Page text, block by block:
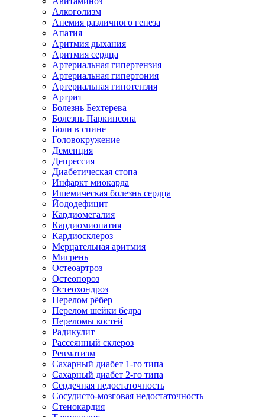
Алкоголизм
Анемия различного генеза
Апатия
Аритмия дыхания
Аритмия сердца
Артериальная гипертензия
Артериальная гипертония
Артериальная гипотензия
Артрит
Болезнь Бехтерева
Болезнь Паркинсона
Боли в спине
Головокружение
Деменция
Депрессия
Диабетическая стопа
Инфаркт миокарда
Ишемическая болезнь сердца
Йододефицит
Кардиомегалия
Кардиомиопатия
Кардиосклероз
Мерцательная аритмия
Мигрень
Остеоартроз
Остеопороз
Остеохондроз
Перелом рёбер
Перелом шейки бедра
Переломы костей
Радикулит
Рассеянный склероз
Ревматизм
Сахарный диабет 1-го типа
Сахарный диабет 2-го типа
Сердечная недостаточность
Сосудисто-мозговая недостаточность
Стенокардия